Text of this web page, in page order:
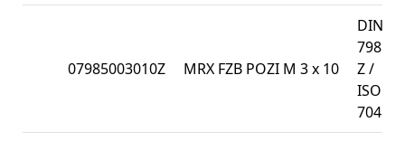
07985003010Z MRX FZB POZI M 3 x 10
DIN
7985-
Z /
ISO
7045